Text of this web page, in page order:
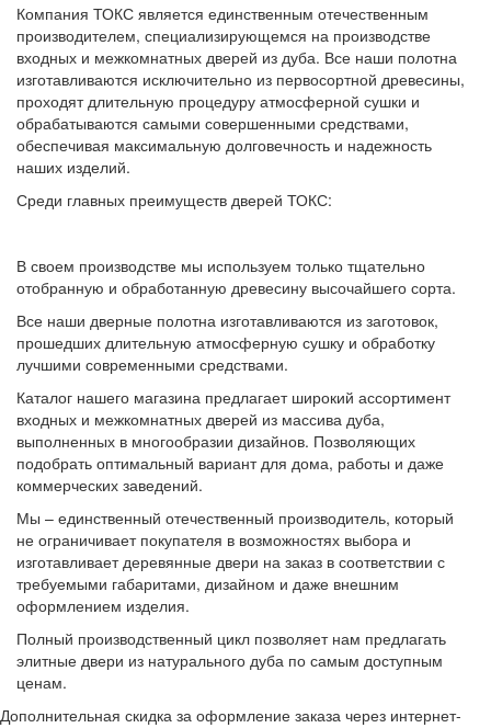
Компания ТОКС является единственным отечественным
производителем, специализирующемся на производстве
входных и межкомнатных дверей из дуба. Все наши полотна
изготавливаются исключительно из первосортной древесины,
проходят длительную процедуру атмосферной сушки и
обрабатываются самыми совершенными средствами,
обеспечивая максимальную долговечность и надежность
наших изделий.
Среди главных преимуществ дверей ТОКС:
В своем производстве мы используем только тщательно
отобранную и обработанную древесину высочайшего сорта.
Все наши дверные полотна изготавливаются из заготовок,
прошедших длительную атмосферную сушку и обработку
лучшими современными средствами.
Каталог нашего магазина предлагает широкий ассортимент
входных и межкомнатных дверей из массива дуба,
выполненных в многообразии дизайнов. Позволяющих
подобрать оптимальный вариант для дома, работы и даже
коммерческих заведений.
Мы – единственный отечественный производитель, который
не ограничивает покупателя в возможностях выбора и
изготавливает деревянные двери на заказ в соответствии с
требуемыми габаритами, дизайном и даже внешним
оформлением изделия.
Полный производственный цикл позволяет нам предлагать
элитные двери из натурального дуба по самым доступным
ценам.
Дополнительная скидка за оформление заказа через интернет-